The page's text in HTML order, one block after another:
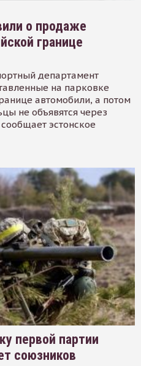
о продаже
границе
департамент
на парковке
автомобили, а потом
не объявятся через
эстонское
первой партии
союзников